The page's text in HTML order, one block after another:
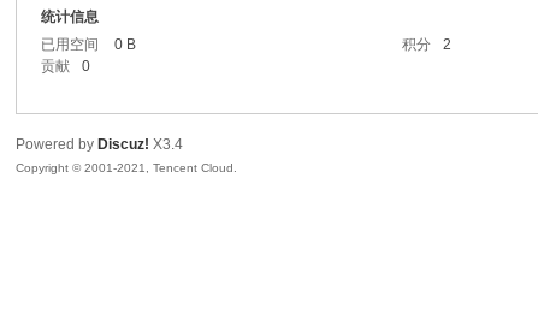
统计信息
已用空间
0 B 积分 2
贡献
0
Powered by Discuz! X3.4
Copyright © 2001-2021, Tencent Cloud.